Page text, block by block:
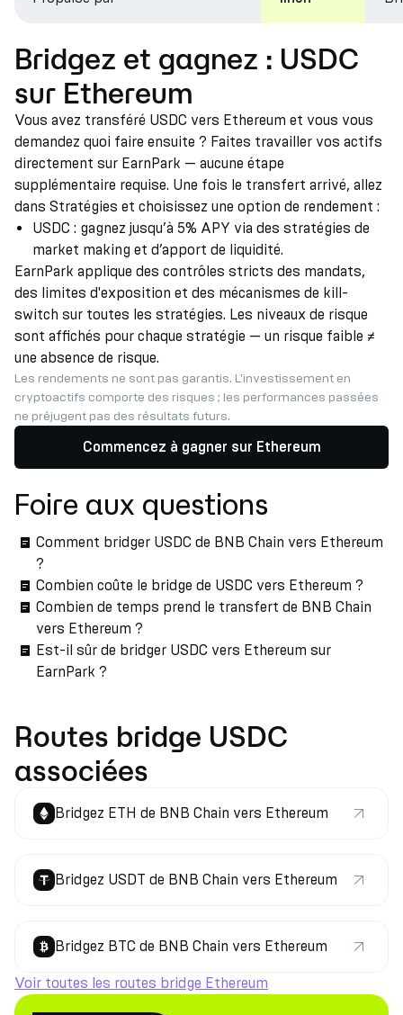
Bridgez et gagnez : USDC
sur Ethereum
Vous avez transféré USDC vers Ethereum et vous vous
demandez quoi faire ensuite ? Faites travailler vos actifs
directement sur EarnPark — aucune étape
supplémentaire requise. Une fois le transfert arrivé, allez
dans Stratégies et choisissez une option de rendement :
USDC : gagnez jusqu’à 5% APY via des stratégies de
market making et d’apport de liquidité.
EarnPark applique des contrôles stricts des mandats,
des limites d'exposition et des mécanismes de kill-
switch sur toutes les stratégies. Les niveaux de risque
sont affichés pour chaque stratégie — un risque faible ≠
une absence de risque.
Les rendements ne sont pas garantis. L'investissement en
cryptoactifs comporte des risques ; les performances passées
ne préjugent pas des résultats futurs.
Commencez à gagner sur Ethereum
Foire aux questions
Comment bridger USDC de BNB Chain vers Ethereum
?
Combien coûte le bridge de USDC vers Ethereum ?
Combien de temps prend le transfert de BNB Chain
vers Ethereum ?
Est-il sûr de bridger USDC vers Ethereum sur
EarnPark ?
Routes bridge USDC
associées
Bridgez ETH de BNB Chain vers Ethereum
Bridgez USDT de BNB Chain vers Ethereum
Bridgez BTC de BNB Chain vers Ethereum
Voir toutes les routes bridge Ethereum